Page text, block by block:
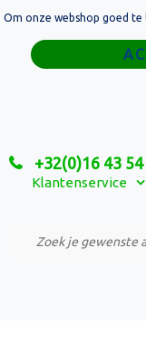
+32(0)16 43 54
Klantenservice
Home
Relatiegeschenken
Custom Made Projecten
Om onze webshop goed